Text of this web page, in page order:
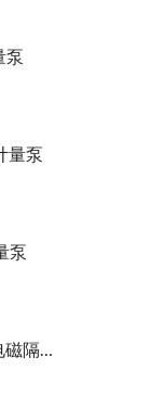
泵
量泵
泵
道茨SDP系列-Type810电磁隔膜泵